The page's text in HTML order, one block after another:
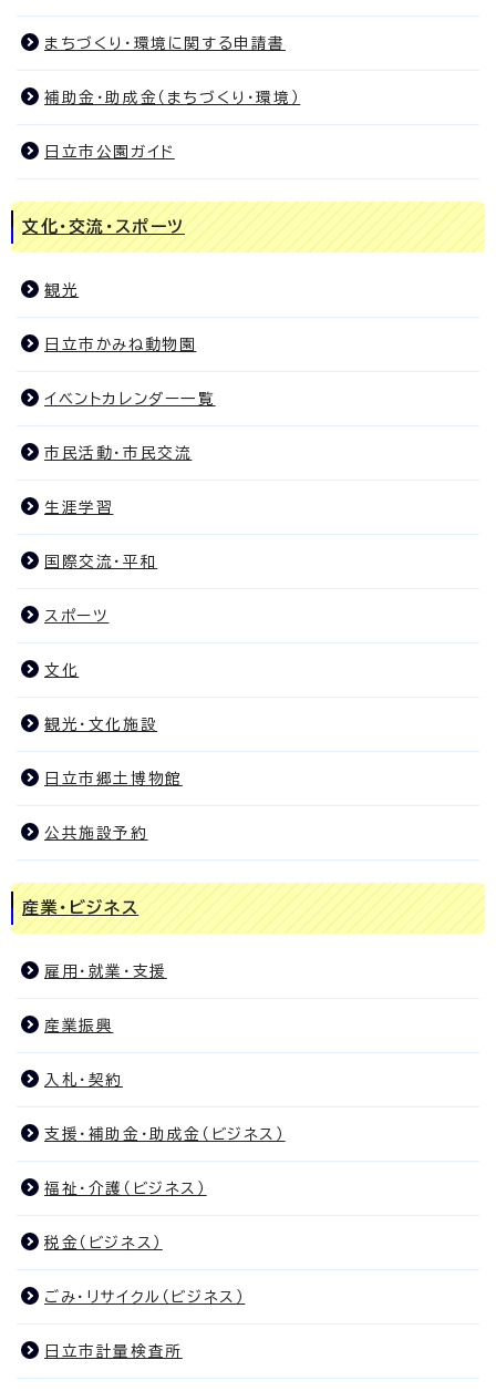
まちづくり・環境に関する申請書
補助金・助成金（まちづくり・環境）
日立市公園ガイド
文化・交流・スポーツ
観光
日立市かみね動物園
イベントカレンダー一覧
市民活動・市民交流
生涯学習
国際交流・平和
スポーツ
文化
観光・文化施設
日立市郷土博物館
公共施設予約
産業・ビジネス
雇用・就業・支援
産業振興
入札・契約
支援・補助金・助成金（ビジネス）
福祉・介護（ビジネス）
税金（ビジネス）
ごみ・リサイクル（ビジネス）
日立市計量検査所